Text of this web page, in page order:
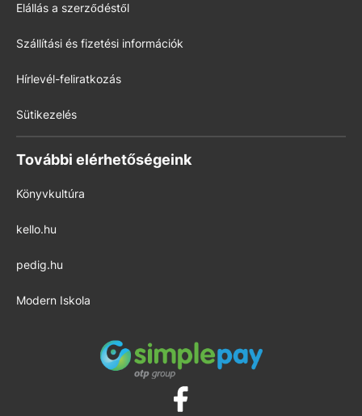
Elállás a szerződéstől
Szállítási és fizetési információk
Hírlevél-feliratkozás
Sütikezelés
További elérhetőségeink
Könyvkultúra
kello.hu
pedig.hu
Modern Iskola